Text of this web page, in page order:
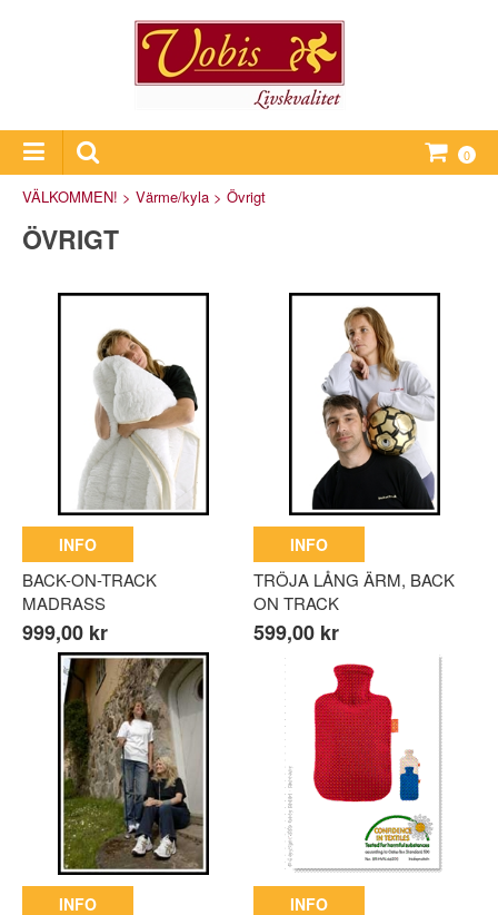
0
VÄLKOMMEN! > Värme/kyla > Övrigt
ÖVRIGT
INFO
BACK-ON-TRACK
MADRASS
999,00 kr
INFO
TRÖJA LÅNG ÄRM, BACK
ON TRACK
599,00 kr
INFO INFO